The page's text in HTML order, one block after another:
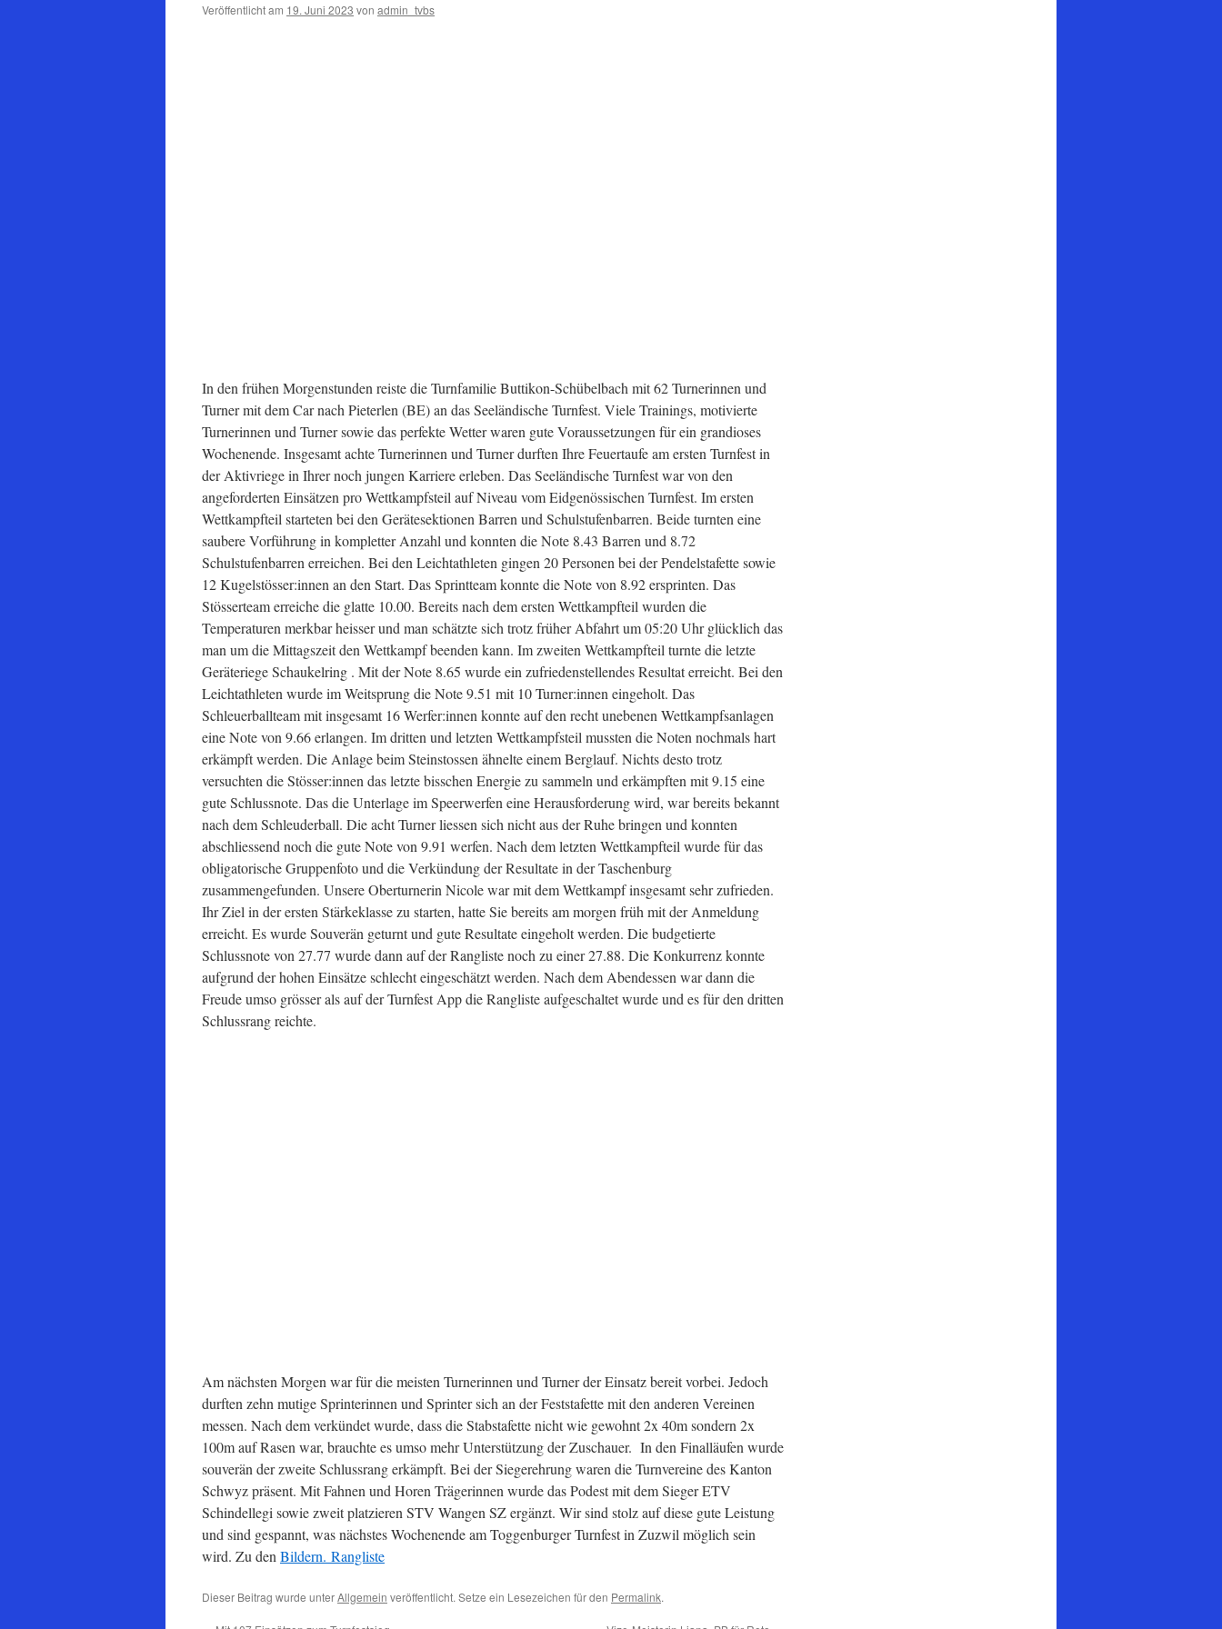
Veröffentlicht am 19. Juni 2023 von admin_tvbs
In den frühen Morgenstunden reiste die Turnfamilie Buttikon-Schübelbach mit 62 Turnerinnen und
Turner mit dem Car nach Pieterlen (BE) an das Seeländische Turnfest. Viele Trainings, motivierte
Turnerinnen und Turner sowie das perfekte Wetter waren gute Voraussetzungen für ein grandioses
Wochenende. Insgesamt achte Turnerinnen und Turner durften Ihre Feuertaufe am ersten Turnfest in
der Aktivriege in Ihrer noch jungen Karriere erleben. Das Seeländische Turnfest war von den
angeforderten Einsätzen pro Wettkampfsteil auf Niveau vom Eidgenössischen Turnfest. Im ersten
Wettkampfteil starteten bei den Gerätesektionen Barren und Schulstufenbarren. Beide turnten eine
saubere Vorführung in kompletter Anzahl und konnten die Note 8.43 Barren und 8.72
Schulstufenbarren erreichen. Bei den Leichtathleten gingen 20 Personen bei der Pendelstafette sowie
12 Kugelstösser:innen an den Start. Das Sprintteam konnte die Note von 8.92 ersprinten. Das
Stösserteam erreiche die glatte 10.00. Bereits nach dem ersten Wettkampfteil wurden die
Temperaturen merkbar heisser und man schätzte sich trotz früher Abfahrt um 05:20 Uhr glücklich das
man um die Mittagszeit den Wettkampf beenden kann. Im zweiten Wettkampfteil turnte die letzte
Geräteriege Schaukelring . Mit der Note 8.65 wurde ein zufriedenstellendes Resultat erreicht. Bei den
Leichtathleten wurde im Weitsprung die Note 9.51 mit 10 Turner:innen eingeholt. Das
Schleuerballteam mit insgesamt 16 Werfer:innen konnte auf den recht unebenen Wettkampfsanlagen
eine Note von 9.66 erlangen. Im dritten und letzten Wettkampfsteil mussten die Noten nochmals hart
erkämpft werden. Die Anlage beim Steinstossen ähnelte einem Berglauf. Nichts desto trotz
versuchten die Stösser:innen das letzte bisschen Energie zu sammeln und erkämpften mit 9.15 eine
gute Schlussnote. Das die Unterlage im Speerwerfen eine Herausforderung wird, war bereits bekannt
nach dem Schleuderball. Die acht Turner liessen sich nicht aus der Ruhe bringen und konnten
abschliessend noch die gute Note von 9.91 werfen. Nach dem letzten Wettkampfteil wurde für das
obligatorische Gruppenfoto und die Verkündung der Resultate in der Taschenburg
zusammengefunden. Unsere Oberturnerin Nicole war mit dem Wettkampf insgesamt sehr zufrieden.
Ihr Ziel in der ersten Stärkeklasse zu starten, hatte Sie bereits am morgen früh mit der Anmeldung
erreicht. Es wurde Souverän geturnt und gute Resultate eingeholt werden. Die budgetierte
Schlussnote von 27.77 wurde dann auf der Rangliste noch zu einer 27.88. Die Konkurrenz konnte
aufgrund der hohen Einsätze schlecht eingeschätzt werden. Nach dem Abendessen war dann die
Freude umso grösser als auf der Turnfest App die Rangliste aufgeschaltet wurde und es für den dritten
Schlussrang reichte.
Am nächsten Morgen war für die meisten Turnerinnen und Turner der Einsatz bereit vorbei. Jedoch
durften zehn mutige Sprinterinnen und Sprinter sich an der Feststafette mit den anderen Vereinen
messen. Nach dem verkündet wurde, dass die Stabstafette nicht wie gewohnt 2x 40m sondern 2x
100m auf Rasen war, brauchte es umso mehr Unterstützung der Zuschauer. In den Finalläufen wurde
souverän der zweite Schlussrang erkämpft. Bei der Siegerehrung waren die Turnvereine des Kanton
Schwyz präsent. Mit Fahnen und Horen Trägerinnen wurde das Podest mit dem Sieger ETV
Schindellegi sowie zweit platzieren STV Wangen SZ ergänzt. Wir sind stolz auf diese gute Leistung
und sind gespannt, was nächstes Wochenende am Toggenburger Turnfest in Zuzwil möglich sein
wird. Zu den Bildern. Rangliste
Dieser Beitrag wurde unterAllgemein veröffentlicht. Setze ein Lesezeichen für den Permalink.